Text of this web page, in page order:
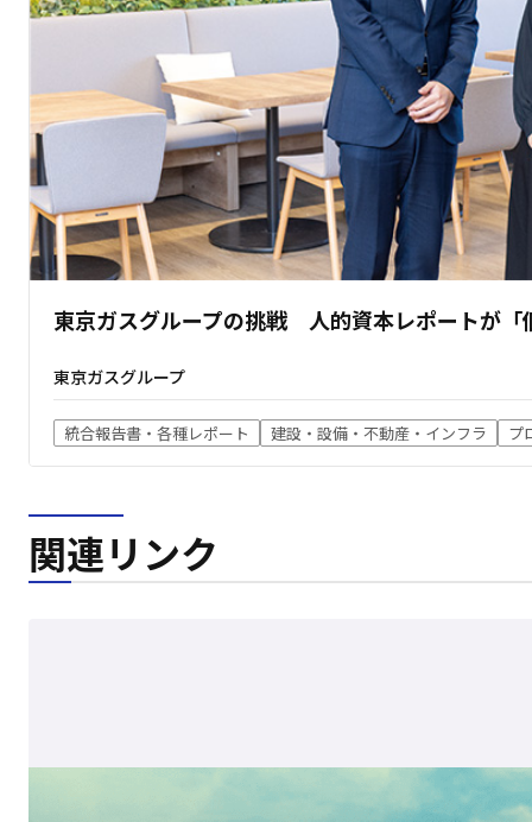
東京ガスグループの挑戦 人的資本レポートが「
東京ガスグループ
統合報告書・各種レポート 建設・設備・不動産・インフラ プ
関連リンク